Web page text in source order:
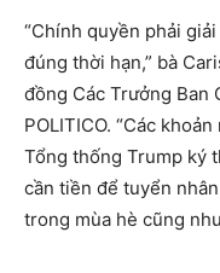
“Chính quyền phải
đúng thời hạn,” bà
đồng Các Trưởng Ban
POLITICO. “Các
Tổng thống Trump ký
cần tiền để tuyển
trong mùa hè cũng